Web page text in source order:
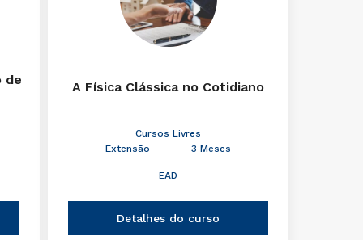
de
A Física Clássica no Cotidiano
Cursos Livres
Extensão
3 Meses
EAD
Detalhes do curso